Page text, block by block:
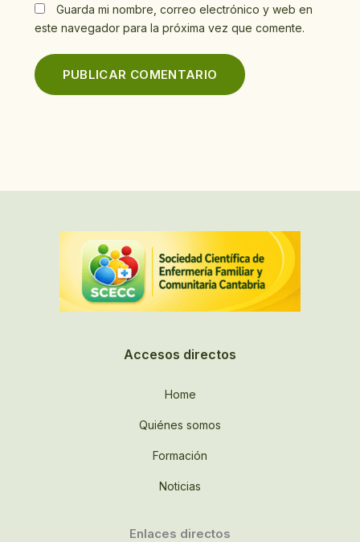
Guarda mi nombre, correo electrónico y web en
este navegador para la próxima vez que comente.
Accesos directos
Home
Quiénes somos
Formación
Noticias
Enlaces directos